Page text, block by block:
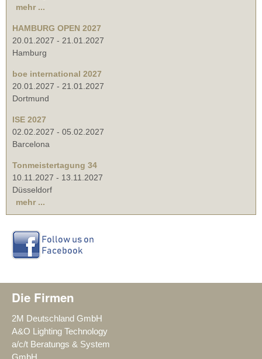
mehr ...
HAMBURG OPEN 2027
20.01.2027 - 21.01.2027
Hamburg
boe international 2027
20.01.2027 - 21.01.2027
Dortmund
ISE 2027
02.02.2027 - 05.02.2027
Barcelona
Tonmeistertagung 34
10.11.2027 - 13.11.2027
Düsseldorf
mehr ...
Die Firmen
2M Deutschland GmbH
A&O Lighting Technology
a/c/t Beratungs & System